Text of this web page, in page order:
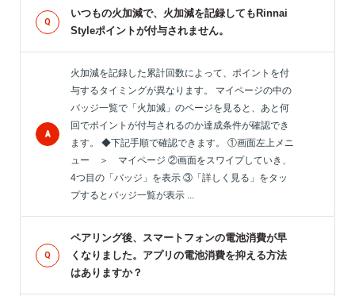
いつもの火加減で、火加減を記録してもRinnai
Styleポイントが付与されません。
火加減を記録した累計回数によって、ポイントを付
与するタイミングが異なります。 マイページの中の
バッジ一覧で「火加減」のページを見ると、あと何
回でポイントが付与されるのか達成条件が確認でき
ます。 ◆下記手順で確認できます。 ①画面左上メニ
ュー ＞ マイページ ②画面をスワイプしていき、
4つ目の「バッジ」を表示 ③「詳しく見る」をタッ
プするとバッジ一覧が表示 ...
ペアリング後、スマートフォンの電池消費が早
くなりました。アプリの電池消費を抑える方法
はありますか？